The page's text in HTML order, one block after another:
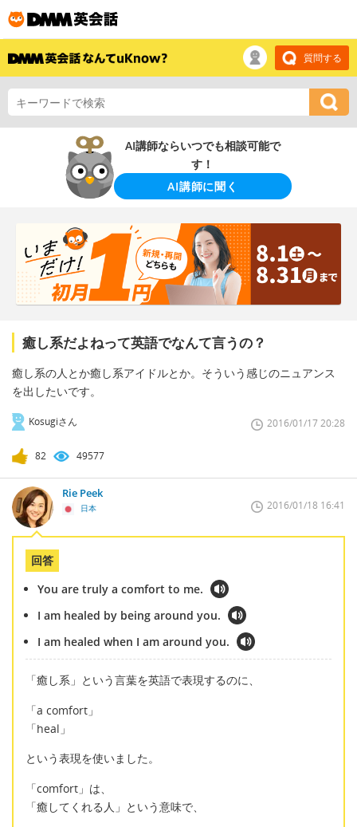
質問する
AI講師ならいつでも相談可能で
す！
AI講師に聞く
癒し系だよねって英語でなんて言うの？
癒し系の人とか癒し系アイドルとか。そういう感じのニュアンス
を出したいです。
Kosugiさん 2016/01/17 20:28
82 49577
Rie Peek
日本 2016/01/18 16:41
回答
You are truly a comfort to me.
I am healed by being around you.
I am healed when I am around you.
「癒し系」という言葉を英語で表現するのに、
「a comfort」
「heal」
という表現を使いました。
「comfort」は、
「癒してくれる人」という意味で、